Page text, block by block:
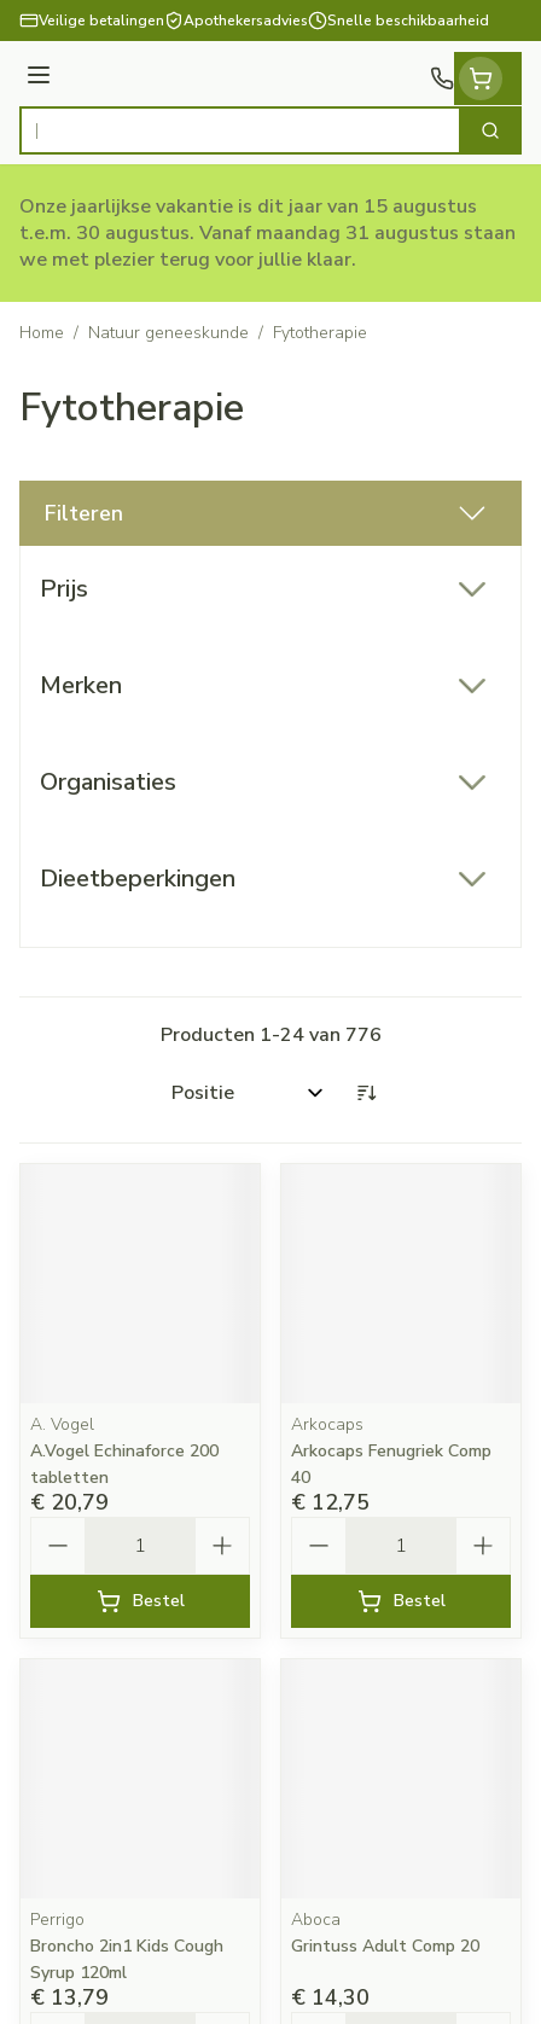
Ga naar de inhoud
Veilige betalingen Apothekersadvies Snelle beschikbaarheid
Menu
Product, merk, categorie... Zoek
Onze jaarlijkse vakantie is dit jaar van 15 augustus
t.e.m. 30 augustus. Vanaf maandag 31 augustus staan
we met plezier terug voor jullie klaar.
Home / Natuur geneeskunde / Fytotherapie
Fytotherapie
Filteren
Prijs
Merken
Organisaties
Dieetbeperkingen
Producten 1-24van 776
Sorteer op:
A. Vogel
A.Vogel Echinaforce 200
tabletten
€ 20,79
Bestel
Arkocaps
Arkocaps Fenugriek Comp
40
€ 12,75
Bestel
Perrigo
Broncho 2in1 Kids Cough
Syrup 120ml
€ 13,79
Aboca
Grintuss Adult Comp 20
€ 14,30